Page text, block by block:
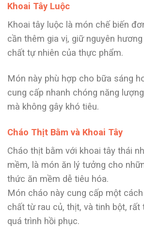
Khoai Tây Luộc
Khoai tây luộc là món chế biến
cần thêm gia vị, giữ nguyên
chất tự nhiên của thực phẩm.
Món này phù hợp cho bữa sáng
cung cấp nhanh chóng năng
mà không gây khó tiêu.
Cháo Thịt Bằm và Khoai Tây
Cháo thịt bằm với khoai tây thái
mềm, là món ăn lý tưởng cho
thức ăn mềm dễ tiêu hóa.
Món cháo này cung cấp một
chất từ rau củ, thịt, và tinh bột, rất
quá trình hồi phục.